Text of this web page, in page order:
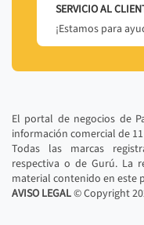
SERVICIO AL
¡Estamos para
El portal de negocios de
información comercial de
Todas las marcas
respectiva o de Gurú. La
material contenido en este
AVISO LEGAL© Copyright